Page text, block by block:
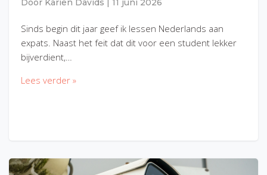
Door Karien Davids 11 juni 2026
Sinds begin dit jaar geef ik lessen Nederlands aan
expats. Naast het feit dat dit voor een student lekker
bijverdient,…
Lees verder »